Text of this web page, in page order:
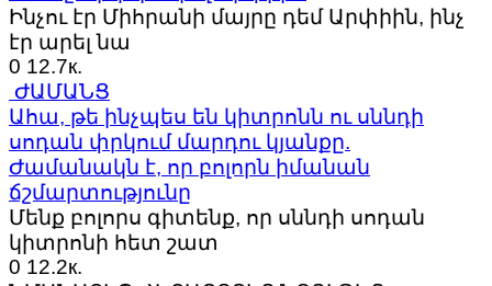
Ինչու էր Միհրանի մայրը դեմ Արփիին, ինչ
էր արել նա
0 12.7к.
ԺԱՄԱՆՑ
Ահա, թե ինչպես են կիտրոնն ու սննդի
սոդան փրկում մարդու կյանքը.
Ժամանակն է, որ բոլորն իմանան
ճշմարտությունը
Մենք բոլորս գիտենք, որ սննդի սոդան
կիտրոնի հետ շատ
0 12.2к.